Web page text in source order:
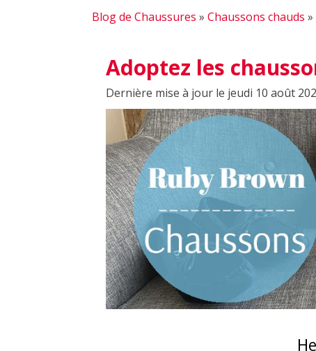
Blog de Chaussures » Chaussons chauds »
Adoptez les
Dernière mise à jour le jeudi 10 août